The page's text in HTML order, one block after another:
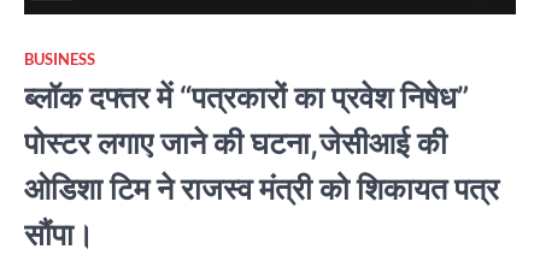
BUSINESS
ब्लॉक दफ्तर में “पत्रकारों का प्रवेश निषेध”
पोस्टर लगाए जाने की घटना,जेसीआई की
ओडिशा टिम ने राजस्व मंत्री को शिकायत पत्र
सौंपा।